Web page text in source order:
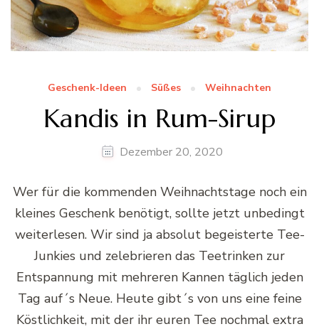
Geschenk-Ideen Süßes Weihnachten
Kandis in Rum-Sirup
Dezember 20, 2020
Wer für die kommenden Weihnachtstage noch ein
kleines Geschenk benötigt, sollte jetzt unbedingt
weiterlesen. Wir sind ja absolut begeisterte Tee-
Junkies und zelebrieren das Teetrinken zur
Entspannung mit mehreren Kannen täglich jeden
Tag auf´s Neue. Heute gibt´s von uns eine feine
Köstlichkeit, mit der ihr euren Tee nochmal extra